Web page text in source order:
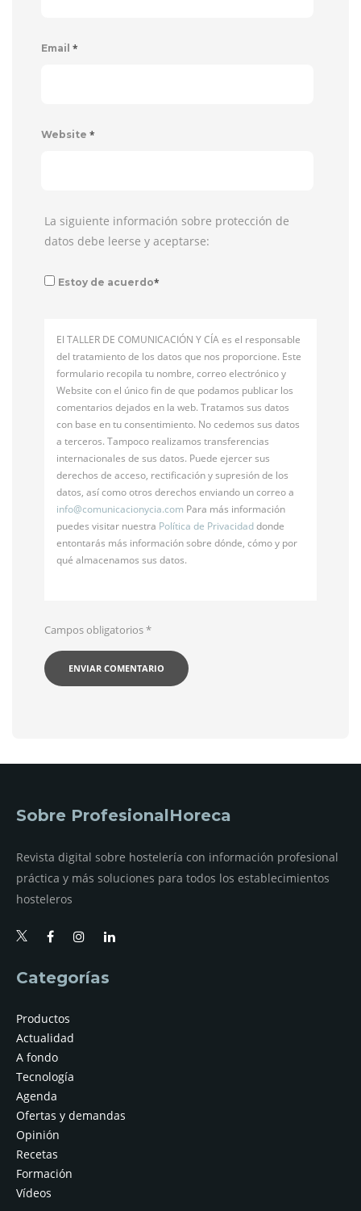
Email *
Website *
La siguiente información sobre protección de
datos debe leerse y aceptarse:
Estoy de acuerdo*
El TALLER DE COMUNICACIÓN Y CÍA es el responsable
del tratamiento de los datos que nos proporcione. Este
formulario recopila tu nombre, correo electrónico y
Website con el único fin de que podamos publicar los
comentarios dejados en la web. Tratamos sus datos
con base en tu consentimiento. No cedemos sus datos
a terceros. Tampoco realizamos transferencias
internacionales de sus datos. Puede ejercer sus
derechos de acceso, rectificación y supresión de los
datos, así como otros derechos enviando un correo a
info@comunicacionycia.com Para más información
puedes visitar nuestra Política de Privacidaddonde
entontarás más información sobre dónde, cómo y por
qué almacenamos sus datos.
Campos obligatorios*
Sobre ProfesionalHoreca
Revista digital sobre hostelería con información profesional
práctica y más soluciones para todos los establecimientos
hosteleros
Categorías
Productos
Actualidad
A fondo
Tecnología
Agenda
Ofertas y demandas
Opinión
Recetas
Formación
Vídeos